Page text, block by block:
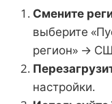
Смените
выберите
регион» →
настройки.